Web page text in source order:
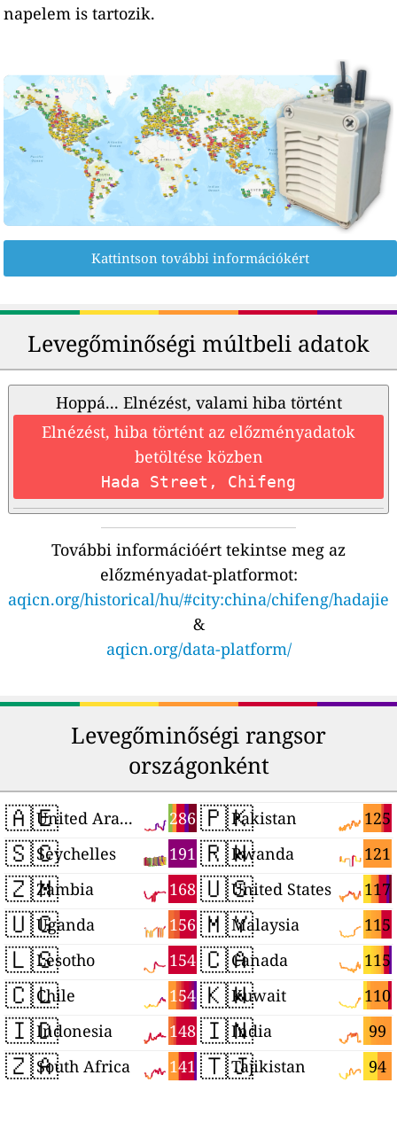
napelem is tartozik.
Kattintson további információkért
Levegőminőségi múltbeli adatok
Hoppá... Elnézést, valami hiba történt
Elnézést, hiba történt az előzményadatok
betöltése közben
Hada Street, Chifeng
További információért tekintse meg az
előzményadat-platformot:
aqicn.org/historical/hu/#city:china/chifeng/hadajie
&
aqicn.org/data-platform/
Levegőminőségi rangsor
országonként
🇦🇪 286
United Arab Emirates
🇸🇨 191
Seychelles
🇿🇲 168
Zambia
🇺🇬 156
Uganda
🇱🇸 154
Lesotho
🇨🇱 154
Chile
🇮🇩 148
Indonesia
🇿🇦 141
South Africa
🇵🇰 125
Pakistan
🇷🇼 121
Rwanda
🇺🇸 117
United States
🇲🇾 115
Malaysia
🇨🇦 115
Canada
🇰🇼 110
Kuwait
🇮🇳 99
India
🇹🇯 94
Tajikistan